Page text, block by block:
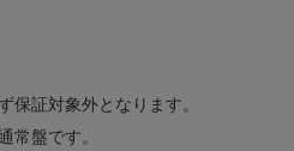
証対象外となります。
常盤です。